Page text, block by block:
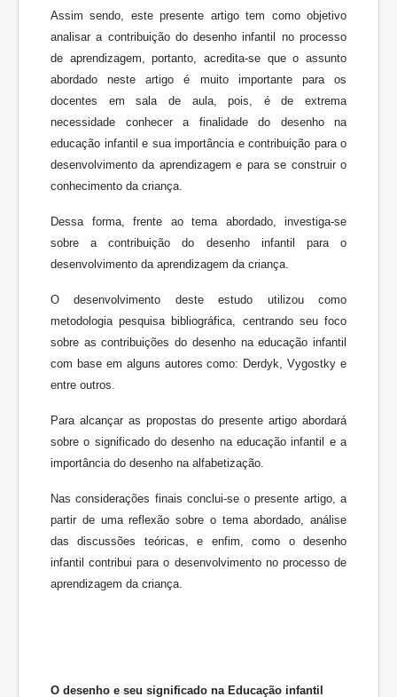
Assim sendo, este presente artigo tem como objetivo
analisar a contribuição do desenho infantil no processo
de aprendizagem, portanto, acredita-se que o assunto
abordado neste artigo é muito importante para os
docentes em sala de aula, pois, é de extrema
necessidade conhecer a finalidade do desenho na
educação infantil e sua importância e contribuição para o
desenvolvimento da aprendizagem e para se construir o
conhecimento da criança.
Dessa forma, frente ao tema abordado, investiga-se
sobre a contribuição do desenho infantil para o
desenvolvimento da aprendizagem da criança.
O desenvolvimento deste estudo utilizou como
metodologia pesquisa bibliográfica, centrando seu foco
sobre as contribuições do desenho na educação infantil
com base em alguns autores como: Derdyk, Vygostky e
entre outros.
Para alcançar as propostas do presente artigo abordará
sobre o significado do desenho na educação infantil e a
importância do desenho na alfabetização.
Nas considerações finais conclui-se o presente artigo, a
partir de uma reflexão sobre o tema abordado, análise
das discussões teóricas, e enfim, como o desenho
infantil contribui para o desenvolvimento no processo de
aprendizagem da criança.
O desenho e seu significado na Educação infantil